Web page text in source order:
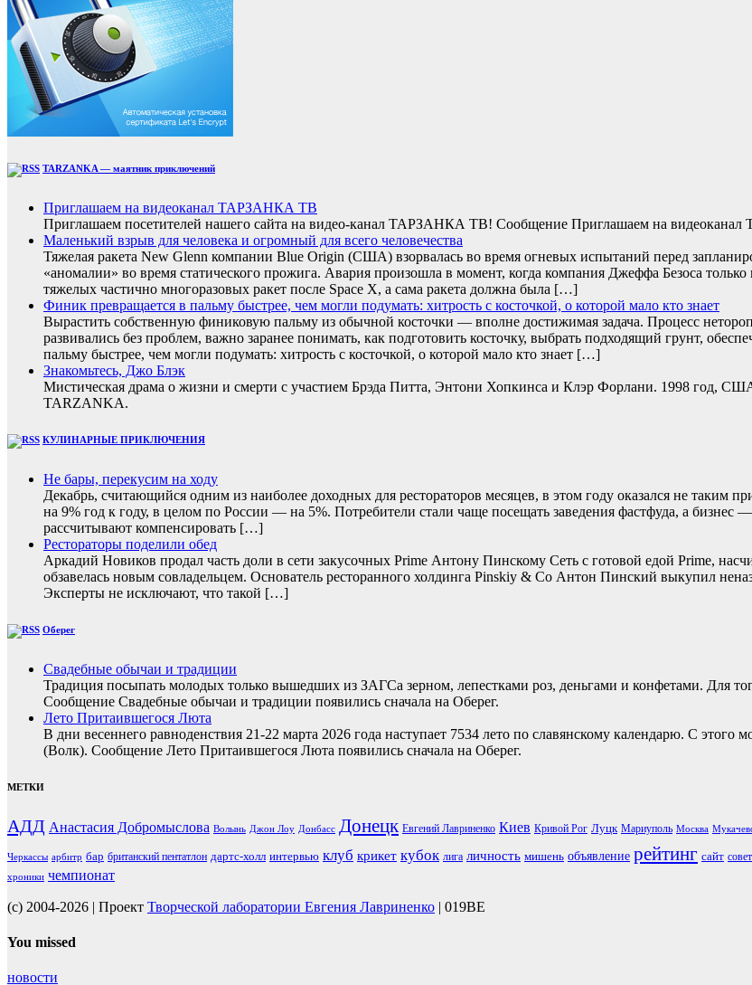
TARZANKA — маятник приключений
Приглашаем на видеоканал ТАРЗАНКА ТВ
Приглашаем посетителей нашего сайта на видео-канал ТАРЗАНКА ТВ! Сообщение Приглашаем на
Маленький взрыв для человека и огромный для всего человечества
Тяжелая ракета New Glenn компании Blue Origin (США) взорвалась во время огневых испытаний перед
«аномалии» во время статического прожига. Авария произошла в момент, когда компания Джеффа Безоса только
тяжелых частично многоразовых ракет после Space X, а сама ракета должна была […]
Финик превращается в пальму быстрее, чем могли подумать: хитрость с косточкой, о которой мало кто знает
Вырастить собственную финиковую пальму из обычной косточки — вполне достижимая задача. Процесс
развивались без проблем, важно заранее понимать, как подготовить косточку, выбрать подходящий грунт,
пальму быстрее, чем могли подумать: хитрость с косточкой, о которой мало кто знает […]
Знакомьтесь, Джо Блэк
Мистическая драма о жизни и смерти с участием Брэда Питта, Энтони Хопкинса и Клэр Форлани. 1998 год,
TARZANKA.
КУЛИНАРНЫЕ ПРИКЛЮЧЕНИЯ
Не бары, перекусим на ходу
Декабрь, считающийся одним из наиболее доходных для рестораторов месяцев, в этом году оказался не таким
на 9% год к году, в целом по России — на 5%. Потребители стали чаще посещать заведения фастфуда, а бизнес
рассчитывают компенсировать […]
Рестораторы поделили обед
Аркадий Новиков продал часть доли в сети закусочных Prime Антону Пинскому Сеть с готовой едой Prime,
обзавелась новым совладельцем. Основатель ресторанного холдинга Pinskiy & Co Антон Пинский выкупил
Эксперты не исключают, что такой […]
Оберег
Свадебные обычаи и традиции
Традиция посыпать молодых только вышедших из ЗАГСа зерном, лепестками роз, деньгами и конфетами. Для
Сообщение Свадебные обычаи и традиции появились сначала на Оберег.
Лето Притаившегося Люта
В дни весеннего равноденствия 21-22 марта 2026 года наступает 7534 лето по славянскому календарю. С
(Волк). Сообщение Лето Притаившегося Люта появились сначала на Оберег.
МЕТКИ
АДД Анастасия Добромыслова Волынь Джон Лоу Донбасс Донецк Евгений Лавриненко Киев Кривой Рог Луцк Мариуполь Москва
Черкассы арбитр бар британский пентатлон дартс-холл интервью клуб крикет кубок лига личность мишень объявление рейтинг сайт
хроники чемпионат
(c) 2004-2026 | Проект Творческой лаборатории Евгения Лавриненко | 019BE
You missed
новости